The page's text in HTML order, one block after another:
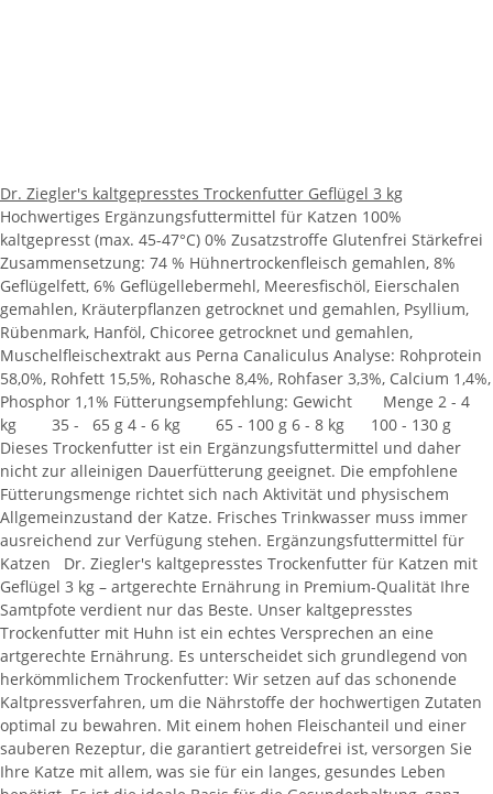
Dr. Ziegler's kaltgepresstes Trockenfutter Geflügel 3 kg
Hochwertiges Ergänzungsfuttermittel für Katzen 100%
kaltgepresst (max. 45-47°C) 0% Zusatzstroffe Glutenfrei Stärkefrei
Zusammensetzung: 74 % Hühnertrockenfleisch gemahlen, 8%
Geflügelfett, 6% Geflügellebermehl, Meeresfischöl, Eierschalen
gemahlen, Kräuterpflanzen getrocknet und gemahlen, Psyllium,
Rübenmark, Hanföl, Chicoree getrocknet und gemahlen,
Muschelfleischextrakt aus Perna Canaliculus Analyse: Rohprotein
58,0%, Rohfett 15,5%, Rohasche 8,4%, Rohfaser 3,3%, Calcium 1,4%,
Phosphor 1,1% Fütterungsempfehlung: Gewicht Menge 2 - 4
kg 35 - 65 g 4 - 6 kg 65 - 100 g 6 - 8 kg 100 - 130 g
Dieses Trockenfutter ist ein Ergänzungsfuttermittel und daher
nicht zur alleinigen Dauerfütterung geeignet. Die empfohlene
Fütterungsmenge richtet sich nach Aktivität und physischem
Allgemeinzustand der Katze. Frisches Trinkwasser muss immer
ausreichend zur Verfügung stehen. Ergänzungsfuttermittel für
Katzen Dr. Ziegler's kaltgepresstes Trockenfutter für Katzen mit
Geflügel 3 kg – artgerechte Ernährung in Premium-Qualität Ihre
Samtpfote verdient nur das Beste. Unser kaltgepresstes
Trockenfutter mit Huhn ist ein echtes Versprechen an eine
artgerechte Ernährung. Es unterscheidet sich grundlegend von
herkömmlichem Trockenfutter: Wir setzen auf das schonende
Kaltpressverfahren, um die Nährstoffe der hochwertigen Zutaten
optimal zu bewahren. Mit einem hohen Fleischanteil und einer
sauberen Rezeptur, die garantiert getreidefrei ist, versorgen Sie
Ihre Katze mit allem, was sie für ein langes, gesundes Leben